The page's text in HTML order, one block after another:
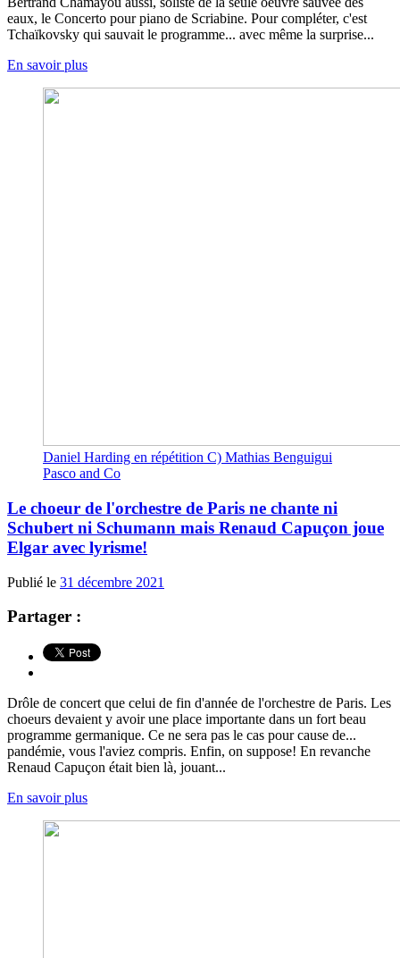
eaux, le Concerto pour piano de Scriabine. Pour compléter, c'est
Tchaïkovsky qui sauvait le programme... avec même la surprise...
En savoir plus
Daniel Harding en répétition C) Mathias Benguigui
Pasco and Co
Le choeur de l'orchestre de Paris ne chante ni
Schubert ni Schumann mais Renaud Capuçon joue
Elgar avec lyrisme!
Publié le 31 décembre 2021
Partager :
Drôle de concert que celui de fin d'année de l'orchestre de Paris. Les
choeurs devaient y avoir une place importante dans un fort beau
programme germanique. Ce ne sera pas le cas pour cause de...
pandémie, vous l'aviez compris. Enfin, on suppose! En revanche
Renaud Capuçon était bien là, jouant...
En savoir plus